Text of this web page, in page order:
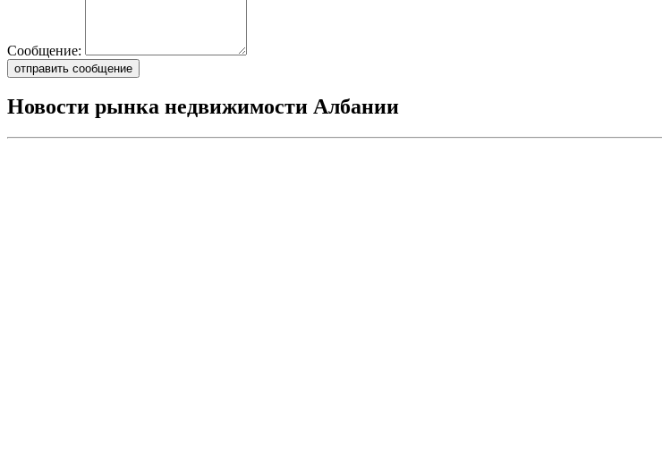
Сообщение:
отправить сообщение
Новости рынка недвижимости Албании